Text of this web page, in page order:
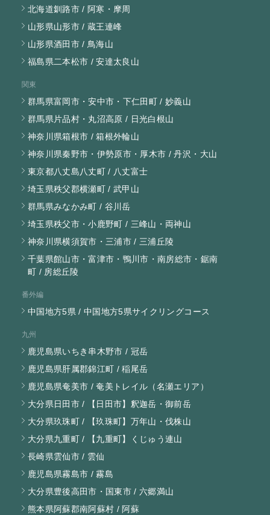
北海道釧路市 / 阿寒・摩周
山形県山形市 / 蔵王連峰
山形県酒田市 / 鳥海山
福島県二本松市 / 安達太良山
関東
群馬県富岡市・安中市・下仁田町 / 妙義山
群馬県片品村・丸沼高原 / 日光白根山
神奈川県箱根市 / 箱根外輪山
神奈川県秦野市・伊勢原市・厚木市 / 丹沢・大山
東京都八丈島八丈町 / 八丈富士
埼玉県秩父郡横瀬町 / 武甲山
群馬県みなかみ町 / 谷川岳
埼玉県秩父市・小鹿野町 / 三峰山・両神山
神奈川県横須賀市・三浦市 / 三浦丘陵
千葉県館山市・富津市・鴨川市・南房総市・鋸南
町 / 房総丘陵
番外編
中国地方5県 / 中国地方5県サイクリングコース
九州
鹿児島県いちき串木野市 / 冠岳
鹿児島県肝属郡錦江町 / 稲尾岳
鹿児島県奄美市 / 奄美トレイル（名瀬エリア）
大分県日田市 / 【日田市】釈迦岳・御前岳
大分県玖珠町 / 【玖珠町】万年山・伐株山
大分県九重町 / 【九重町】くじゅう連山
長崎県雲仙市 / 雲仙
鹿児島県霧島市 / 霧島
大分県豊後高田市・国東市 / 六郷満山
熊本県阿蘇郡南阿蘇村 / 阿蘇